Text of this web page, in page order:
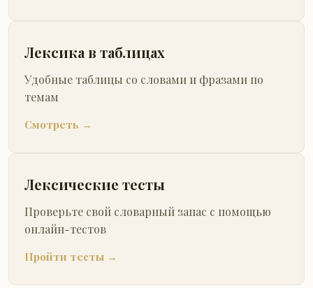
Лексика в таблицах
Удобные таблицы со словами и фразами по
темам
Смотреть →
Лексические тесты
Проверьте свой словарный запас с помощью
онлайн-тестов
Пройти тесты →